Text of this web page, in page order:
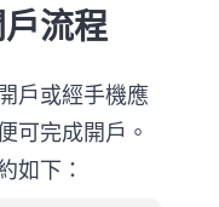
流程
戶或經手機應
可完成開戶。
如下：